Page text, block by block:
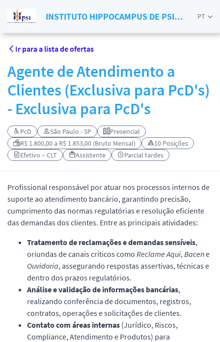
INSTITUTO HIPPOCAMPUS DE PSICOLOGIA PT
Ir para a lista de ofertas
Agente de Atendimento a
Clientes (Exclusiva para PcD's)
- Exclusiva para PcD's
PcD São Paulo - SP
Presencial
R$ 1.800,00 a R$ 1.853,00 (Bruto Mensal)
10 Posições
Efetivo – CLT
Assistente Parcial tardes
Profissional responsável por atuar nos processos internos de
suporte ao atendimento bancário, garantindo precisão,
cumprimento das normas regulatórias e resolução eficiente
das demandas dos clientes. Entre as principais atividades:
Tratamento de reclamações e demandas sensíveis,
oriundas de canais críticos como Reclame Aqui,Bacene
Ouvidoria, assegurando respostas assertivas, técnicas e
dentro dos prazos regulatórios.
Análise e validação de informações bancárias,
realizando conferência de documentos, registros,
contratos, operações e solicitações de clientes.
Contato com áreas internas (Jurídico, Riscos,
Compliance, Atendimento e Produtos) para